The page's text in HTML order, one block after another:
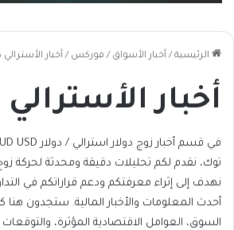
الرئيسية / أخبار الأسواق / فوركس / أخبار الأسترالي
أخبار الأسترالي
نهدف إلى إثراء معرفتكم ودعم قراراتكم في
أحدث المعلومات والأخبار المالية. ستجدون هنا
السوق، العوامل الاقتصادية المؤثرة،